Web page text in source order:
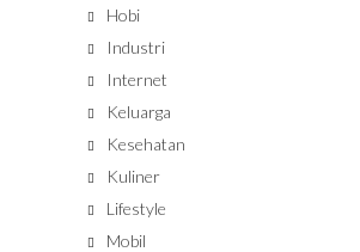
Hobi
Industri
Internet
Keluarga
Kesehatan
Kuliner
Lifestyle
Mobil